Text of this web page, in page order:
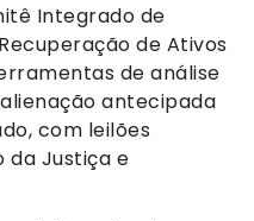
Integrado de
de Ativos
de análise
antecipada
com leilões
da Justiça e